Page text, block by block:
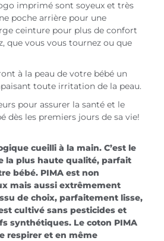
imprimé sont soyeux et très
poche arrière pour une
ceinture pour plus de confort
que vous vous tournez ou que
à la peau de votre bébé un
toute irritation de la peau.
pour assurer la santé et le
dès les premiers jours de sa vie!
cueilli à la main. C’est le
la plus haute qualité, parfait
bébé. PIMA est non
mais aussi extrêmement
de choix, parfaitement lisse,
cultivé sans pesticides et
synthétiques. Le coton PIMA
respirer et en même